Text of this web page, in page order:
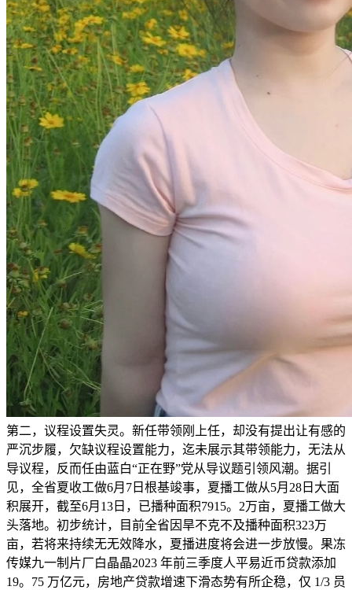
第二，议程设置失灵。新任带领刚上任，却没有提出让有感的
严沉步履，欠缺议程设置能力，迄未展示其带领能力，无法从
导议程，反而任由蓝白“正在野”党从导议题引领风潮。据引
见，全省夏收工做6月7日根基竣事，夏播工做从5月28日大面
积展开，截至6月13日，已播种面积7915。2万亩，夏播工做大
头落地。初步统计，目前全省因旱不克不及播种面积323万
亩，若将来持续无无效降水，夏播进度将会进一步放慢。果冻
传媒九一制片厂白晶晶2023 年前三季度人平易近币贷款添加
19。75 万亿元，房地产贷款增速下滑态势有所企稳，仅 1/3 员